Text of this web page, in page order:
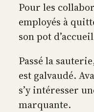
Pour les
employés à
son pot
Passé la
est galvaudé.
s’y intéresser
marquante.